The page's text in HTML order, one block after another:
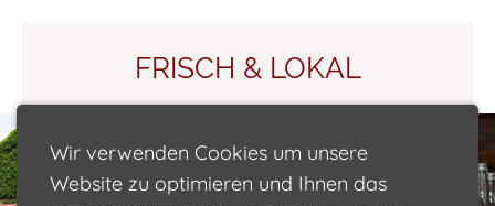
FRISCH & LOKAL
Wir verwenden Cookies um unsere
Website zu optimieren und Ihnen das